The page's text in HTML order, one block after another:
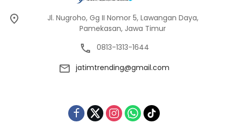
Jl. Nugroho, Gg II Nomor 5, Lawangan Daya,
Pamekasan, Jawa Timur
0813-1313-1644
jatimtrending@gmail.com